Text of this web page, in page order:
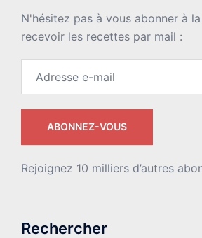
N'hésitez pas à vous abonner à
recevoir les recettes par mail :
ABONNEZ-VOUS
Rejoignez 10 milliers d’autres
Rechercher